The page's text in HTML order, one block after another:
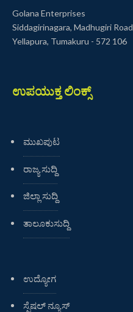
Golana Enterprises
Siddagirinagara, Madhugiri Road
Yellapura, Tumakuru - 572 106
ಉಪಯುಕ್ತ ಲಿಂಕ್ಸ್
ಮುಖಪುಟ
ರಾಜ್ಯ ಸುದ್ದಿ
ಜಿಲ್ಲಾ ಸುದ್ದಿ
ತಾಲೂಕುಸುದ್ದಿ
ಉದ್ಯೋಗ
ಸ್ಪೆಷಲ್ ನ್ಯೂಸ್